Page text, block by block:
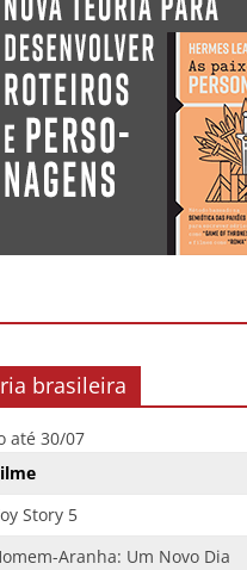
brasileira
até 30/07
Story 5
Aranha: Um Novo Dia